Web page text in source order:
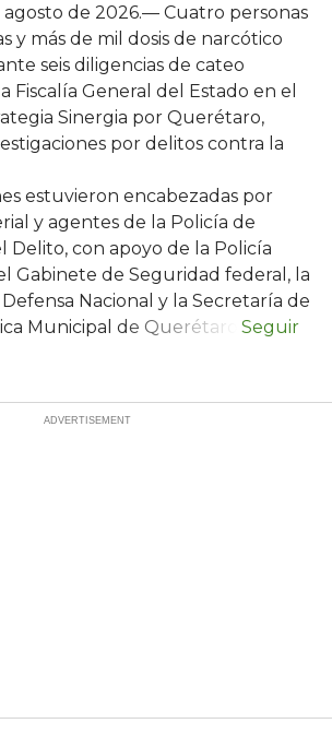
de 2026.— Cuatro personas
y más de mil dosis de narcótico
seis diligencias de cateo
Fiscalía General del Estado en el
Sinergia por Querétaro,
por delitos contra la
estuvieron encabezadas por
y agentes de la Policía de
Delito, con apoyo de la Policía
Gabinete de Seguridad federal, la
Nacional y la Secretaría de
Municipal de Querétaro.